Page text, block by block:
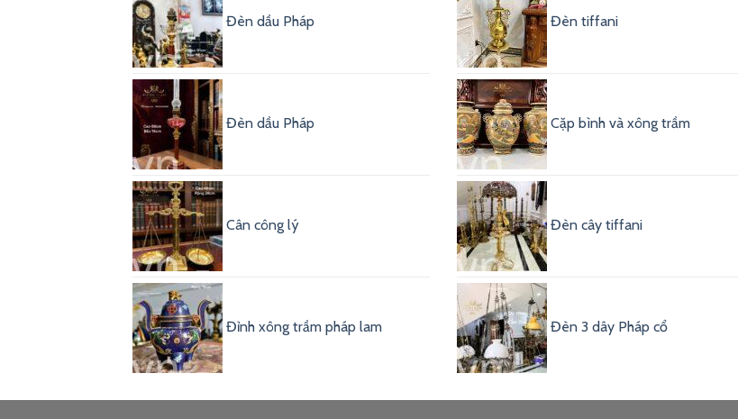
Đèn dầu Pháp
Đèn dầu Pháp
Cân công lý
Đỉnh xông trầm pháp lam
Đèn tiffani
Cặp bình và xông trầm
Đèn cây tiffani
Đèn 3 dây Pháp cổ